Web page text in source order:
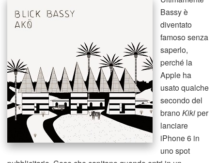
Bassy è
diventato
famoso senza
saperlo,
perché la
Apple ha
usato qualche
secondo del
branoKikiper
lanciare
iPhone 6 in
uno spot